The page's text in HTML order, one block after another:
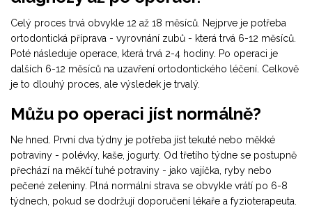
Celý proces trvá obvykle 12 až 18 měsíců. Nejprve je potřeba
ortodontická příprava - vyrovnání zubů - která trvá 6-12 měsíců.
Poté následuje operace, která trvá 2-4 hodiny. Po operaci je
dalších 6-12 měsíců na uzavření ortodontického léčení. Celkově
je to dlouhý proces, ale výsledek je trvalý.
Můžu po operaci jíst normálně?
Ne hned. První dva týdny je potřeba jíst tekuté nebo měkké
potraviny - polévky, kaše, jogurty. Od třetího týdne se postupně
přechází na měkčí tuhé potraviny - jako vajíčka, ryby nebo
pečené zeleniny. Plná normální strava se obvykle vrátí po 6-8
týdnech, pokud se dodržují doporučení lékaře a fyzioterapeuta.